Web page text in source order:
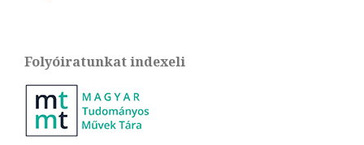
Folyóiratunkat indexeli